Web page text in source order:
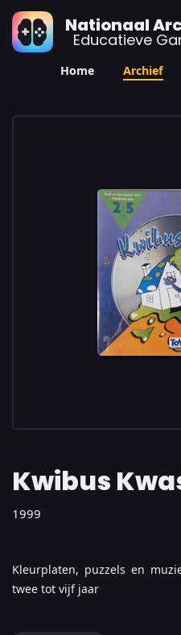
Nationaal
Educatieve
Home Archief
Kwibus
1999
Kleurplaten, puzzels en
twee tot vijf jaar